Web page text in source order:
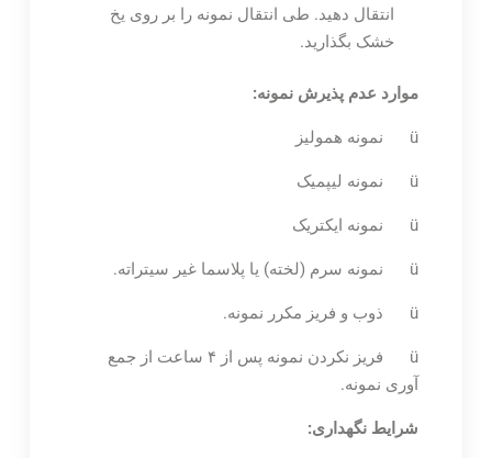
انتقال دهید. طی انتقال نمونه را بر روی یخ
خشک بگذارید.
موارد عدم پذیرش نمونه:
ü نمونه همولیز
ü نمونه لیپمیک
ü نمونه ایکتریک
ü نمونه سرم (لخته) یا پلاسما غیر سیتراته.
ü ذوب و فریز مکرر نمونه.
ü فریز نکردن نمونه پس از ۴ ساعت از جمع
آوری نمونه.
شرایط نگهداری: